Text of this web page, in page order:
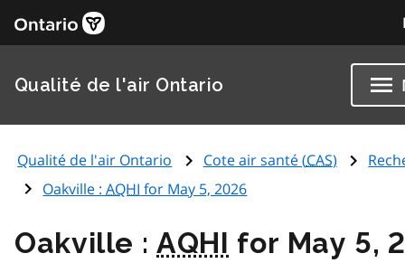
Qualité de l'air Ontario
Qualité de l'air Ontario Cote air santé (CAS)
Oakville :AQHI for May 5, 2026
Oakville :AQHI for May 5,